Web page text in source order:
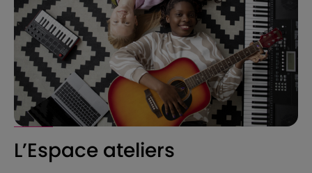
L’Espace ateliers